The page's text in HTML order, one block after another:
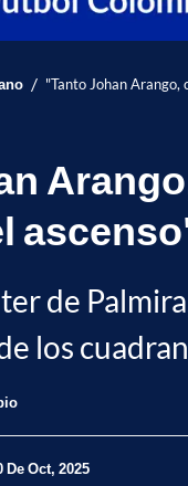
/ "Tanto Johan Arango,
de
los
Oct, 2025